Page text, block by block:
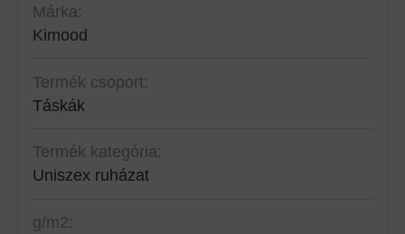
Márka:
Kimood
Termék csoport:
Táskák
Termék kategória:
Uniszex ruházat
g/m2: